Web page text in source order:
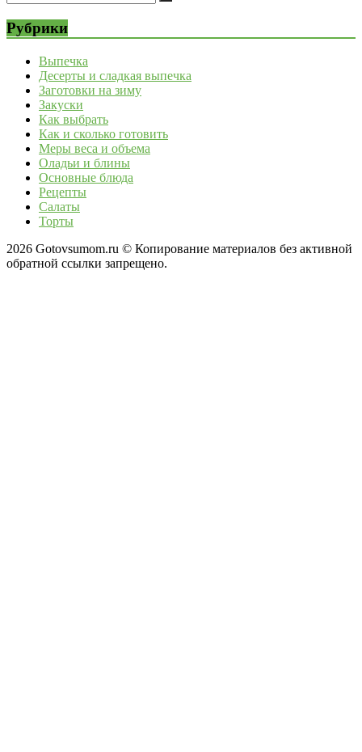
Рубрики
Выпечка
Десерты и сладкая выпечка
Заготовки на зиму
Закуски
Как выбрать
Как и сколько готовить
Меры веса и объема
Оладьи и блины
Основные блюда
Рецепты
Салаты
Торты
2026 Gotovsumom.ru © Копирование материалов без активной
обратной ссылки запрещено.